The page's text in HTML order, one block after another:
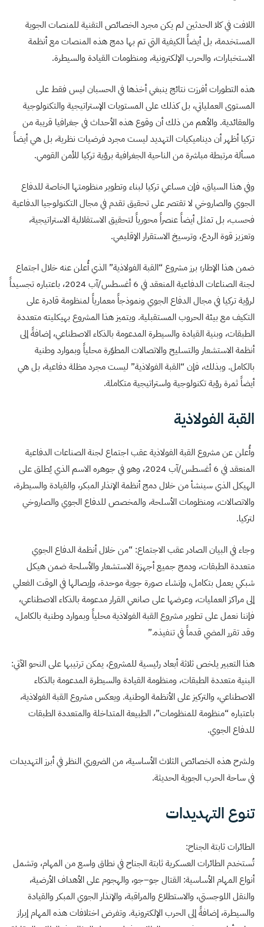
اللافت في كلا الحدثين لم يكن مجرد الخصائص التقنية للمنصات الجوية
المستخدمة، بل أيضاً الكيفية التي تم بها دمج هذه المنصات مع أنظمة
الاستخبارات، والحرب الإلكترونية، ومنظومات القيادة والسيطرة.
هذه التطورات أفرزت نتائج ينبغي أخذها في الحسبان ليس فقط على
المستوى العملياتي، بل كذلك على المستويات الإستراتيجية والتكنولوجية
والعقائدية. والأهم من ذلك أن وقوع هذه الأحداث في جغرافيا قريبة من
تركيا أظهر أن ديناميكيات التهديد ليست مجرد فرضيات نظرية، بل هي أيضاً
مسألة مرتبطة مباشرة من الناحية الجغرافية برؤية تركيا للأمن القومي.
وفي هذا السياق، فإن مساعي تركيا لبناء وتطوير منظومتها الخاصة للدفاع
الجوي والصاروخي لا تقتصر على تحقيق تقدم في مجال التكنولوجيا الدفاعية
فحسب، بل تمثل أيضاً عنصراً محورياً لتحقيق الاستقلالية الاستراتيجية،
وتعزيز قوة الردع، وترسيخ الاستقرار الإقليمي.
ضمن هذا الإطار؛ برز مشروع “القبة الفولاذية” الذي أُعلن عنه خلال اجتماع
لجنة الصناعات الدفاعية المنعقد في 6 أغسطس/آب 2024، باعتباره تجسيداً
لرؤية تركيا في مجال الدفاع الجوي ونموذجاً معمارياً لمنظومة قادرة على
التكيف مع بيئة الحروب المستقبلية. ويتميز هذا المشروع بهيكليته متعددة
الطبقات، وبنية القيادة والسيطرة المدعومة بالذكاء الاصطناعي، إضافةً إلى
أنظمة الاستشعار والتسليح والاتصالات المطوّرة محلياً وبموارد وطنية
بالكامل. وبذلك، فإن “القبة الفولاذية” ليست مجرد مظلة دفاعية، بل هي
أيضاً ثمرة رؤية تكنولوجية واستراتيجية متكاملة.
القبة الفولاذية
وأُعلن عن مشروع القبة الفولاذية عقب اجتماع لجنة الصناعات الدفاعية
المنعقد في 6 أغسطس/آب 2024، وهو في جوهره الاسم الذي يُطلق على
الهيكل الذي سينشأ من خلال دمج أنظمة الإنذار المبكر، والقيادة والسيطرة،
والاتصالات، ومنظومات الأسلحة، والمخصص للدفاع الجوي والصاروخي
لتركيا.
وجاء في البيان الصادر عقب الاجتماع: “من خلال أنظمة الدفاع الجوي
متعددة الطبقات، ودمج جميع أجهزة الاستشعار والأسلحة ضمن هيكل
شبكي يعمل بتكامل، وإنشاء صورة جوية موحدة، وإيصالها في الوقت الفعلي
إلى مراكز العمليات، وعرضها على صانعي القرار مدعومة بالذكاء الاصطناعي،
فإننا نعمل على تطوير مشروع القبة الفولاذية محلياً وبموارد وطنية بالكامل،
وقد تقرر المضي قدماً في تنفيذه.”
هذا التعبير يلخص ثلاثة أبعاد رئيسية للمشروع، يمكن ترتيبها على النحو الآتي:
البنية متعددة الطبقات، ومنظومة القيادة والسيطرة المدعومة بالذكاء
الاصطناعي، والتركيز على الأنظمة الوطنية. ويعكس مشروع القبة الفولاذية،
باعتباره “منظومة للمنظومات”، الطبيعة المتداخلة والمتعددة الطبقات
للدفاع الجوي.
ولشرح هذه الخصائص الثلاث الأساسية، من الضروري النظر في أبرز التهديدات
في ساحة الحرب الجوية الحديثة.
تنوع التهديدات
الطائرات ثابتة الجناح:
تُستخدم الطائرات العسكرية ثابتة الجناح في نطاق واسع من المهام، وتشمل
أنواع المهام الأساسية: القتال جو–جو، والهجوم على الأهداف الأرضية،
والنقل اللوجستي، والاستطلاع والمراقبة، والإنذار الجوي المبكر والقيادة
والسيطرة، إضافةً إلى الحرب الإلكترونية. وتفرض اختلافات هذه المهام إبراز